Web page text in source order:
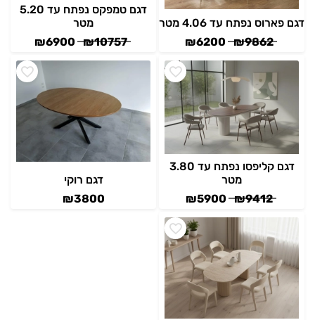
דגם פארוס נפתח עד 4.06 מטר
₪9862
₪6200
דגם טמפקס נפתח עד 5.20
מטר
₪10757
₪6900
דגם קליפסו נפתח עד 3.80
מטר
₪9412
₪5900
דגם רוקי
₪3800